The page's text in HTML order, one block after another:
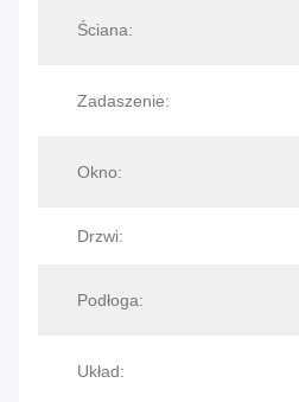
Ściana:
Zadaszenie:
Okno:
Drzwi:
Podłoga:
Układ: